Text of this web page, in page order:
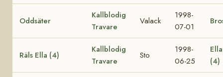
Oddsäter
Kallblodig
Travare
Valack
1998-
07-01
Räls Ella (4)
Kallblodig
Travare
Sto
1998-
06-25
(4)